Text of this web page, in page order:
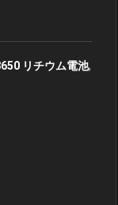
リチウム電池,